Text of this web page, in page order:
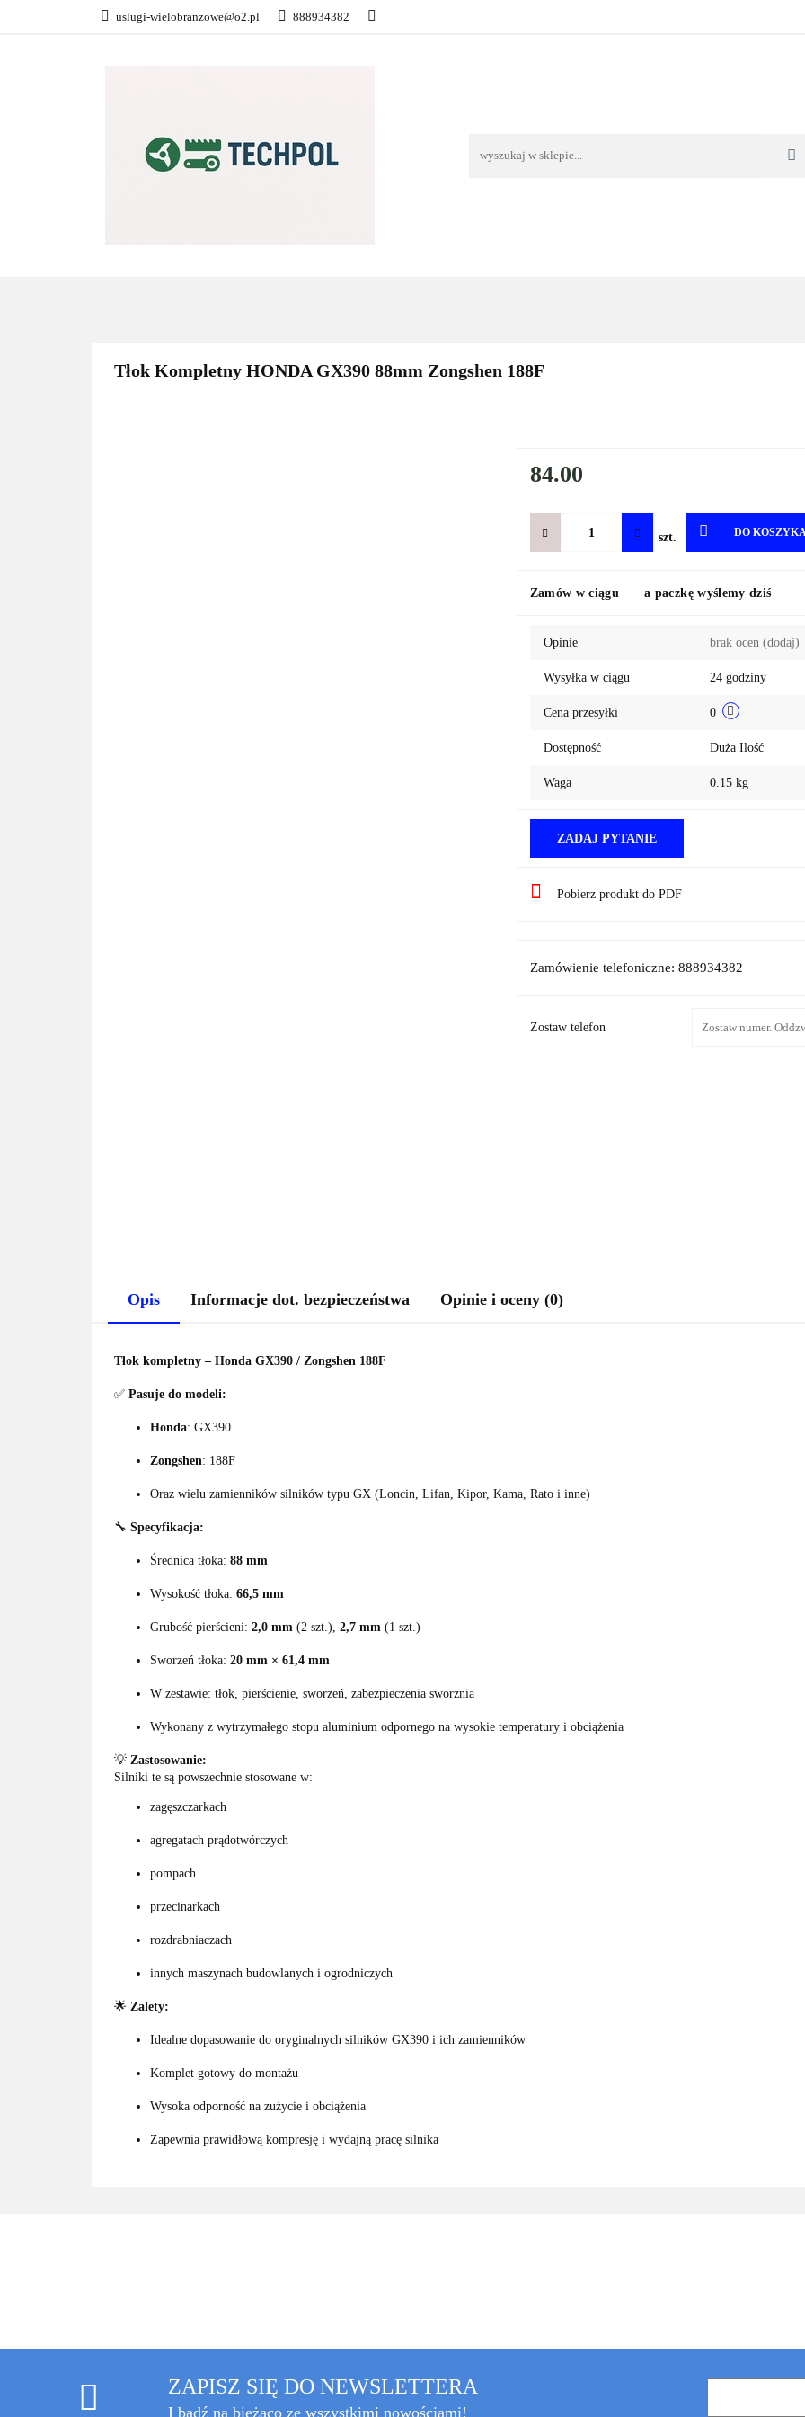
uslugi-wielobranzowe@o2.pl 888934382
Tłok Kompletny HONDA GX390 88mm Zongshen 188F
84.00
szt. DO
Zamów w ciągu a paczkę wyślemy dziś
Opinie brak ocen (dodaj)
Wysyłka w ciągu 24 godziny
Cena przesyłki 0
Dostępność Duża Ilość
Waga 0.15 kg
ZADAJ PYTANIE
Pobierz produkt do PDF
Zamówienie telefoniczne: 888934382
Zostaw telefon
Opis Informacje dot. bezpieczeństwa Opinie i oceny (0)
Tłok kompletny – Honda GX390 / Zongshen 188F
✅ Pasuje do modeli:
Honda: GX390
Zongshen: 188F
Oraz wielu zamienników silników typu GX (Loncin, Lifan, Kipor, Kama, Rato i inne)
🔧 Specyfikacja:
Średnica tłoka: 88 mm
Wysokość tłoka: 66,5 mm
Grubość pierścieni: 2,0 mm (2 szt.), 2,7 mm (1 szt.)
Sworzeń tłoka: 20 mm × 61,4 mm
W zestawie: tłok, pierścienie, sworzeń, zabezpieczenia sworznia
Wykonany z wytrzymałego stopu aluminium odpornego na wysokie temperatury i obciążenia
💡 Zastosowanie:
Silniki te są powszechnie stosowane w:
zagęszczarkach
agregatach prądotwórczych
pompach
przecinarkach
rozdrabniaczach
innych maszynach budowlanych i ogrodniczych
🌟 Zalety:
Idealne dopasowanie do oryginalnych silników GX390 i ich zamienników
Komplet gotowy do montażu
Wysoka odporność na zużycie i obciążenia
Zapewnia prawidłową kompresję i wydajną pracę silnika
ZAPISZ SIĘ DO NEWSLETTERA
I bądź na bieżąco ze wszystkimi nowościami!